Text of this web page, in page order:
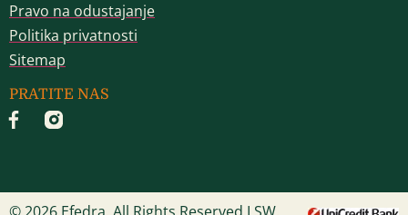
Pravo na odustajanje
Politika privatnosti
Sitemap
PRATITE NAS